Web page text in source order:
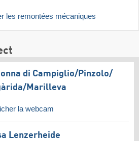
les remontées mécaniques
di Campiglio/​Pinzolo/​
​Marilleva
la webcam
Lenzerheide